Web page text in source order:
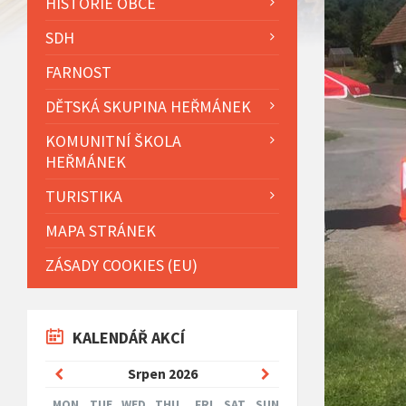
SDH
FARNOST
DĚTSKÁ SKUPINA HEŘMÁNEK
KOMUNITNÍ ŠKOLA
HEŘMÁNEK
TURISTIKA
MAPA STRÁNEK
ZÁSADY COOKIES (EU)
KALENDÁŘ AKCÍ
Srpen 2026
Previous
Month
Month